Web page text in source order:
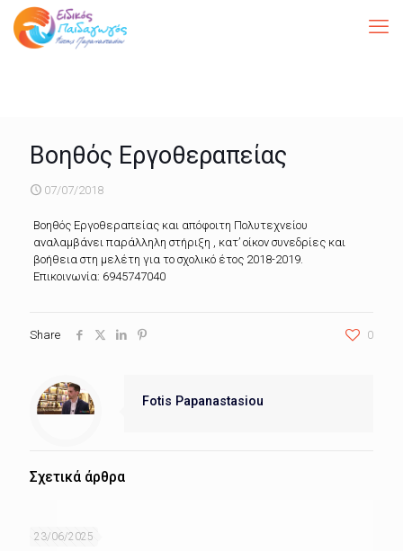
Βοηθός Εργοθεραπείας
07/07/2018
Βοηθός Εργοθεραπείας και απόφοιτη Πολυτεχνείου
αναλαμβάνει παράλληλη στήριξη , κατ’ οίκον συνεδρίες και
βοήθεια στη μελέτη για το σχολικό έτος 2018-2019.
Επικοινωνία: 6945747040
Share 0
Fotis Papanastasiou
Σχετικά άρθρα
23/06/2025